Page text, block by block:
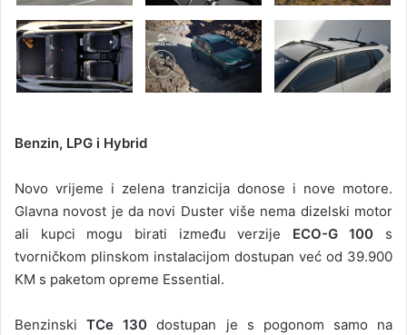
Benzin, LPG i Hybrid
Novo vrijeme i zelena tranzicija donose i nove motore.
Glavna novost je da novi Duster više nema dizelski motor
ali kupci mogu birati između verzije ECO-G 100 s
tvorničkom plinskom instalacijom dostupan već od 39.900
KM s paketom opreme Essential.
BenzinskiTCe 130 dostupan je s pogonom samo na